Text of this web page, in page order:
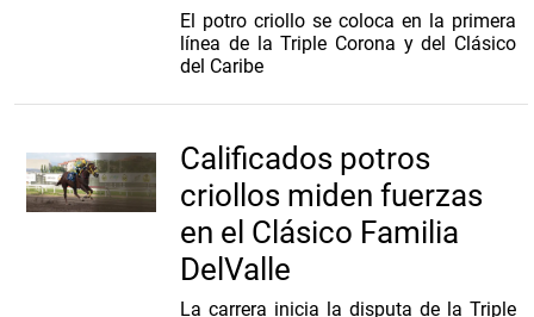
El potro criollo se coloca en la primera
línea de la Triple Corona y del Clásico
del Caribe
Calificados potros
criollos miden fuerzas
en el Clásico Familia
DelValle
La carrera inicia la disputa de la Triple